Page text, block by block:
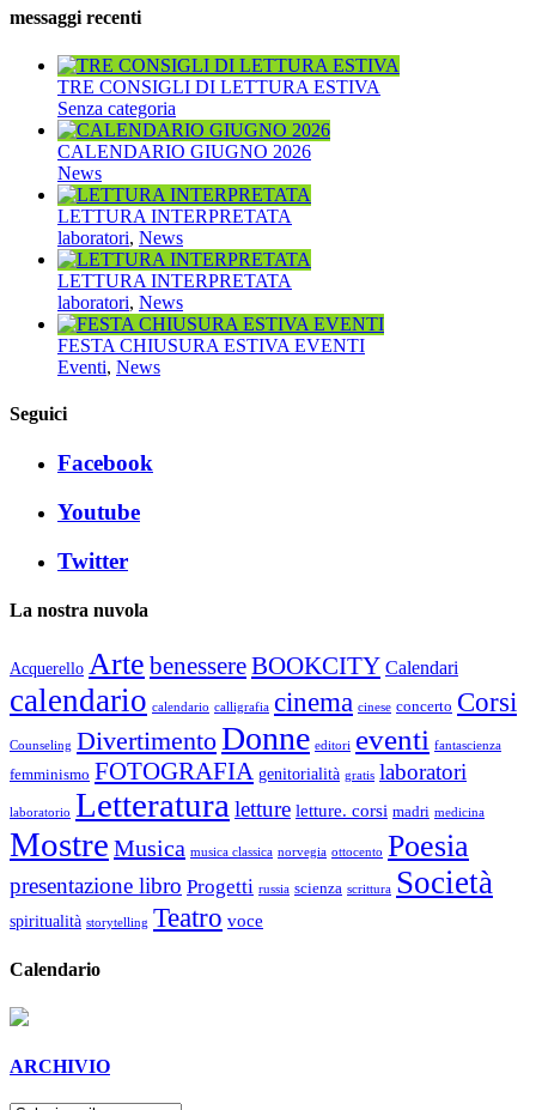
messaggi recenti
TRE CONSIGLI DI LETTURA ESTIVA
Senza categoria
CALENDARIO GIUGNO 2026
News
LETTURA INTERPRETATA
laboratori, News
LETTURA INTERPRETATA
laboratori, News
FESTA CHIUSURA ESTIVA EVENTI
Eventi, News
Seguici
Facebook
Youtube
Twitter
La nostra nuvola
Acquerello Arte benessereBOOKCITY Calendari
calendario calendario calligrafia cinema cinese concerto Corsi
Counseling DivertimentoDonne editori eventi fantascienza
femminismo FOTOGRAFIA genitorialità gratis laboratori
laboratorio Letteratura letture letture. corsi madri medicina
Mostre Musica musica classica norvegia ottocento Poesia
presentazione libro Progetti russia scienza scrittura Società
spiritualità storytelling Teatro voce
Calendario
ARCHIVIO